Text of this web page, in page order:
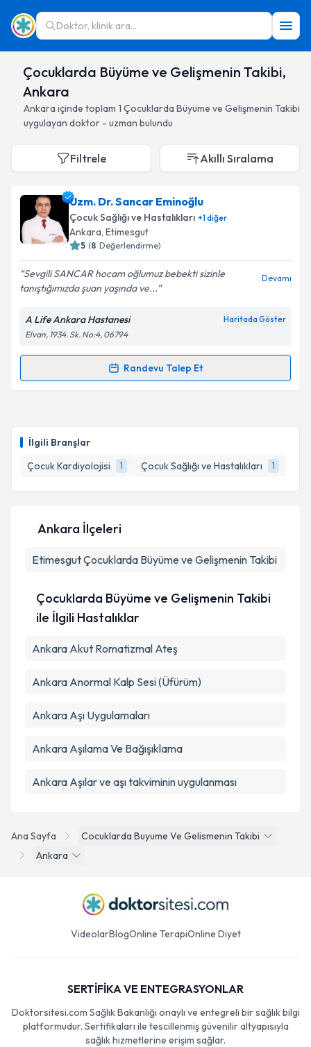
Doktor, klinik ara...
Çocuklarda Büyüme ve Gelişmenin Takibi,
Ankara
Ankara içinde toplam 1 Çocuklarda Büyüme ve Gelişmenin Takibi
uygulayan doktor - uzman bulundu
İlgili Branşlar
Çocuk Kardiyolojisi
1 Çocuk Sağlığı ve Hastalıkları 1
Filtrele Akıllı Sıralama
Uzm. Dr. Sancar Eminoğlu
Çocuk Sağlığı ve Hastalıkları +1diğer
Ankara, Etimesgut
5 (8 Değerlendirme)
Sevgili SANCAR hocam oğlumuz bebekti sizinle
tanıştığımızda şuan yaşında ve...
Devamı
A Life Ankara Hastanesi Haritada Göster
Elvan, 1934. Sk. No:4, 06794
Randevu Talep Et
Randevu Takvimi Talebi
için bir takvim hazırlandığında e-posta ile
bilgilendireceğiz.
E-posta Adresiniz
Kişisel verilerimin işlenmesine ilişkinAydınlatma
Ana Sayfa
Cocuklarda Buyume Ve Gelismenin Takibi
Ankara
Ankara İlçeleri
EtimesgutÇocuklarda Büyüme ve Gelişmenin Takibi
Çocuklarda Büyüme ve Gelişmenin Takibi
ile İlgili Hastalıklar
Ankara Akut Romatizmal Ateş
Ankara Anormal Kalp Sesi (Üfürüm)
Ankara Aşı Uygulamaları
Ankara Aşılama Ve Bağışıklama
Ankara Aşılar ve aşı takviminin uygulanması
VideolarBlogOnline TerapiOnline Diyet
SERTİFİKA VE ENTEGRASYONLAR
Doktorsitesi.com Sağlık Bakanlığı onaylı ve entegreli bir sağlık bilgi
platformudur. Sertifikaları ile tescillenmiş güvenilir altyapısıyla
sağlık hizmetlerine erişim sağlar.